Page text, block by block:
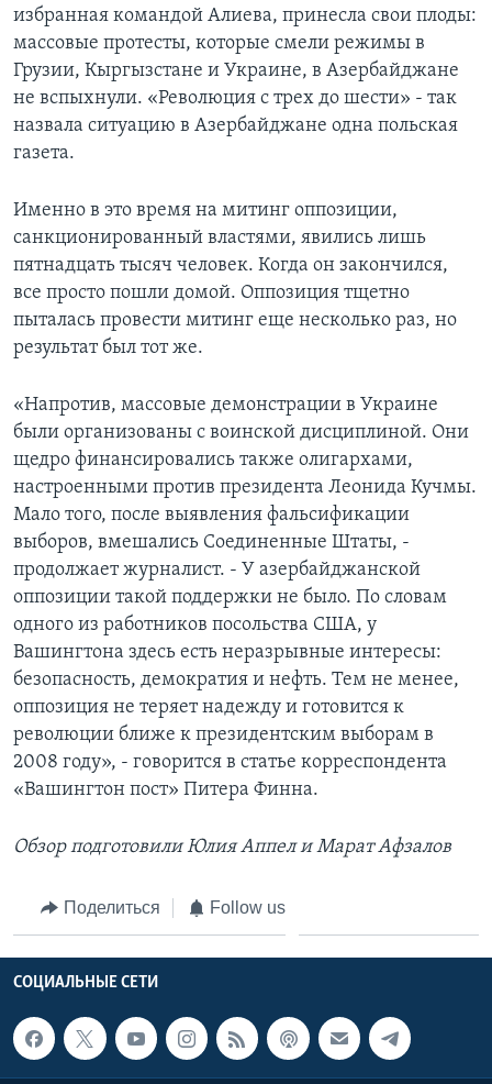
избранная командой Алиева, принесла свои плоды:
массовые протесты, которые смели режимы в
Грузии, Кыргызстане и Украине, в Азербайджане
не вспыхнули. «Революция с трех до шести» - так
назвала ситуацию в Азербайджане одна польская
газета.
Именно в это время на митинг оппозиции,
санкционированный властями, явились лишь
пятнадцать тысяч человек. Когда он закончился,
все просто пошли домой. Оппозиция тщетно
пыталась провести митинг еще несколько раз, но
результат был тот же.
«Напротив, массовые демонстрации в Украине
были организованы с воинской дисциплиной. Они
щедро финансировались также олигархами,
настроенными против президента Леонида Кучмы.
Мало того, после выявления фальсификации
выборов, вмешались Соединенные Штаты, -
продолжает журналист. - У азербайджанской
оппозиции такой поддержки не было. По словам
одного из работников посольства США, у
Вашингтона здесь есть неразрывные интересы:
безопасность, демократия и нефть. Тем не менее,
оппозиция не теряет надежду и готовится к
революции ближе к президентским выборам в
2008 году», - говорится в статье корреспондента
«Вашингтон пост» Питера Финна.
Обзор подготовили Юлия Аппел и Марат Афзалов
Поделиться Follow us
СОЦИАЛЬНЫЕ СЕТИ